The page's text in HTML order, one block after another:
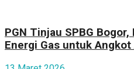
PGN Tinjau SPBG
Energi Gas untuk